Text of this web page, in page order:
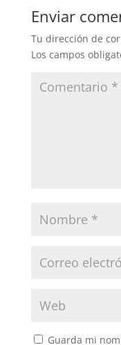
Enviar
Tu dirección de
Los campos
Guarda mi